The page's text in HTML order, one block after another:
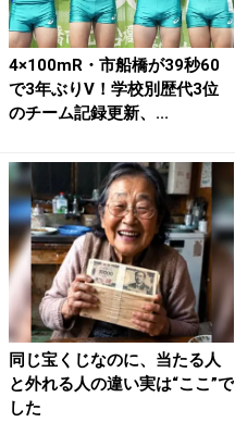
4×100mR・市船橋が39秒60
で3年ぶりV！学校別歴代3位
のチーム記録更新、...
同じ宝くじなのに、当たる人
と外れる人の違い実は“ここ”で
した